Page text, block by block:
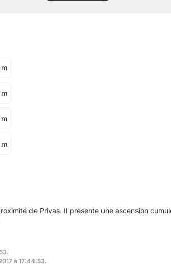
de Privas. Il présente une ascension
à 17:44:53.